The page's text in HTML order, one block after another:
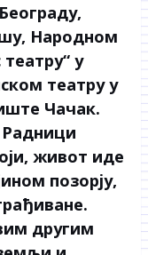
Народном
у
театру у
Чачак.
живот иде
позорју,
другим